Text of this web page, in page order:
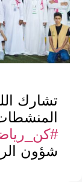
تشارك
شؤون